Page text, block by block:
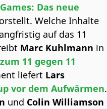
Das neue
Welche Inhalte
auf das 11
Marc Kuhlmann in
11 gegen 11
liefert Lars
vor dem Aufwärmen.
und Colin Williamson